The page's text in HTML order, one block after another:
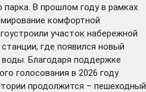
парка. В прошлом году в рамках
комфортной
участок набережной
где появился новый
Благодаря поддержке
голосования в 2026 году
продолжится – пешеходный